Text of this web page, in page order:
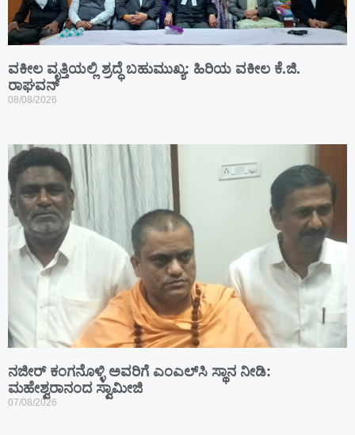
ವಕೀಲ ವೃತ್ತಿಯಲ್ಲಿ ಶ್ರದ್ಧೆ ಬಹುಮುಖ್ಯ: ಹಿರಿಯ ವಕೀಲ ಕೆ.ಜಿ.
ರಾಘವನ್
08/08/2026
ನಜೀರ್ ಕಂಗನೊಳ್ಳಿ ಅವರಿಗೆ ಎಂಎಲ್‌ಸಿ ಸ್ಥಾನ ನೀಡಿ:
ಮಹೇಶ್ವರಾನಂದ ಸ್ವಾಮೀಜಿ
07/08/2026